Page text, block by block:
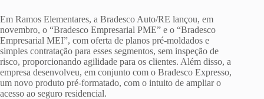
Em Ramos Elementares, a Bradesco Auto/RE lançou, em
novembro, o “Bradesco Empresarial PME” e o “Bradesco
Empresarial MEI”, com oferta de planos pré-moldados e
simples contratação para esses segmentos, sem inspeção de
risco, proporcionando agilidade para os clientes. Além disso, a
empresa desenvolveu, em conjunto com o Bradesco Expresso,
um novo produto pré-formatado, com o intuito de ampliar o
acesso ao seguro residencial.